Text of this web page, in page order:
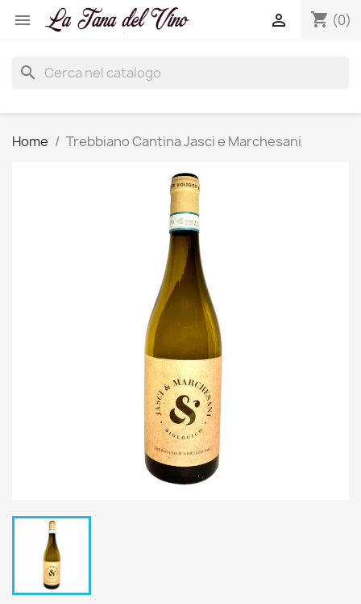
 shopping_cart (0)

search
Home Trebbiano Cantina Jasci e Marchesani